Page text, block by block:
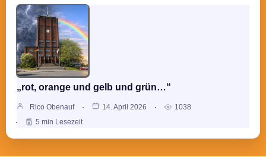
„rot, orange und gelb und grün…“
Rico Obenauf 14. April 2026
1038
5 min Lesezeit